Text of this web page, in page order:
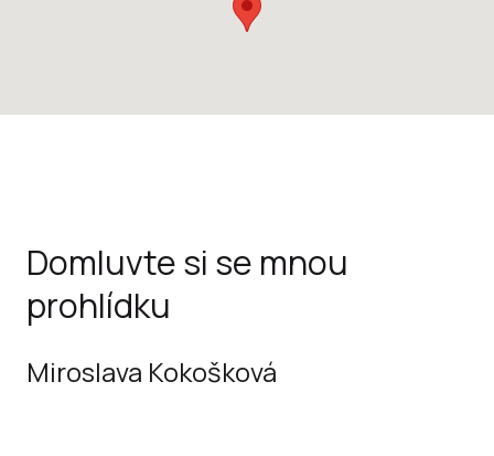
Domluvte si se mnou
prohlídku
Miroslava Kokošková